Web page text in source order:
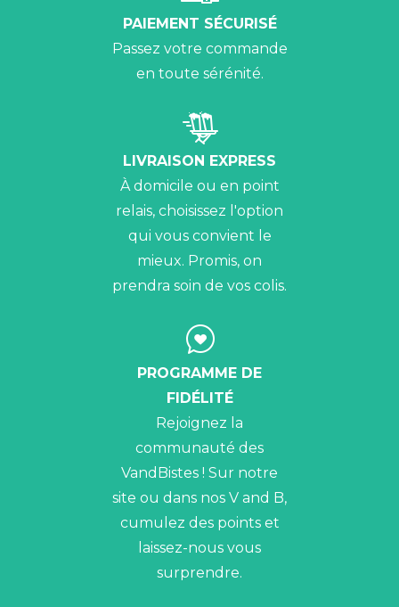
PAIEMENT SÉCURISÉ
Passez votre commande
en toute sérénité.
LIVRAISON EXPRESS
À domicile ou en point
relais, choisissez l'option
qui vous convient le
mieux. Promis, on
prendra soin de vos colis.
PROGRAMME DE
FIDÉLITÉ
Rejoignez la
communauté des
VandBistes ! Sur notre
site ou dans nos V and B,
cumulez des points et
laissez-nous vous
surprendre.